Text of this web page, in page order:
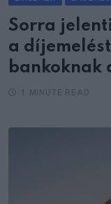
Sorra
a
bankoknak